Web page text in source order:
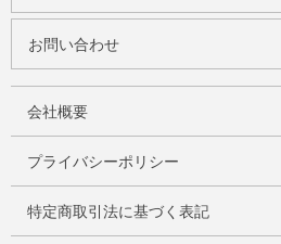
お問い合わせ
会社概要
プライバシーポリシー
特定商取引法に基づく表記